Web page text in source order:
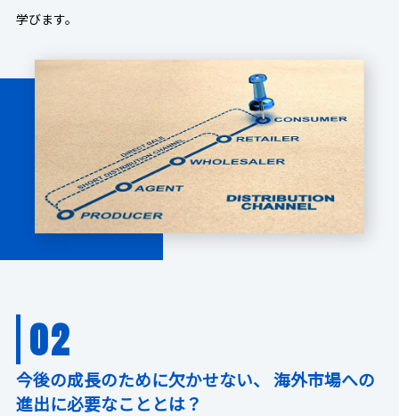
学びます。
02
今後の成長のために欠かせない、 海外市場への
進出に必要なこととは？